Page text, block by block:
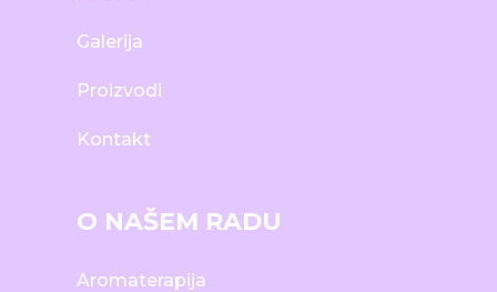
Galerija
Proizvodi
Kontakt
O NAŠEM RADU
Aromaterapija